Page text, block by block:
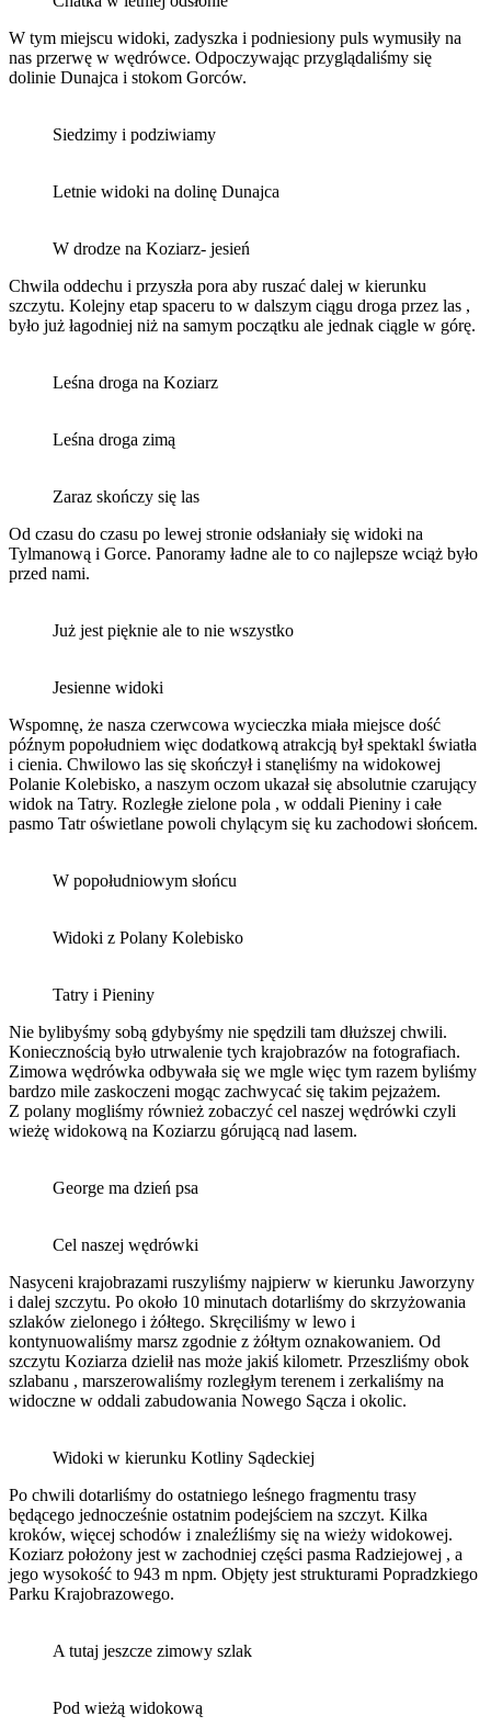
W tym miejscu widoki, zadyszka i podniesiony puls wymusiły na
nas przerwę w wędrówce. Odpoczywając przyglądaliśmy się
dolinie Dunajca i stokom Gorców.
Siedzimy i podziwiamy
Letnie widoki na dolinę Dunajca
W drodze na Koziarz- jesień
Chwila oddechu i przyszła pora aby ruszać dalej w kierunku
szczytu. Kolejny etap spaceru to w dalszym ciągu droga przez las ,
było już łagodniej niż na samym początku ale jednak ciągle w górę.
Leśna droga na Koziarz
Leśna droga zimą
Zaraz skończy się las
Od czasu do czasu po lewej stronie odsłaniały się widoki na
Tylmanową i Gorce. Panoramy ładne ale to co najlepsze wciąż było
przed nami.
Już jest pięknie ale to nie wszystko
Jesienne widoki
Wspomnę, że nasza czerwcowa wycieczka miała miejsce dość
późnym popołudniem więc dodatkową atrakcją był spektakl światła
i cienia. Chwilowo las się skończył i stanęliśmy na widokowej
Polanie Kolebisko, a naszym oczom ukazał się absolutnie czarujący
widok na Tatry. Rozległe zielone pola , w oddali Pieniny i całe
pasmo Tatr oświetlane powoli chylącym się ku zachodowi słońcem.
W popołudniowym słońcu
Widoki z Polany Kolebisko
Tatry i Pieniny
Nie bylibyśmy sobą gdybyśmy nie spędzili tam dłuższej chwili.
Koniecznością było utrwalenie tych krajobrazów na fotografiach.
Zimowa wędrówka odbywała się we mgle więc tym razem byliśmy
bardzo mile zaskoczeni mogąc zachwycać się takim pejzażem.
Z polany mogliśmy również zobaczyć cel naszej wędrówki czyli
wieżę widokową na Koziarzu górującą nad lasem.
George ma dzień psa
Cel naszej wędrówki
Nasyceni krajobrazami ruszyliśmy najpierw w kierunku Jaworzyny
i dalej szczytu. Po około 10 minutach dotarliśmy do skrzyżowania
szlaków zielonego i żółtego. Skręciliśmy w lewo i
kontynuowaliśmy marsz zgodnie z żółtym oznakowaniem. Od
szczytu Koziarza dzielił nas może jakiś kilometr. Przeszliśmy obok
szlabanu , marszerowaliśmy rozległym terenem i zerkaliśmy na
widoczne w oddali zabudowania Nowego Sącza i okolic.
Widoki w kierunku Kotliny Sądeckiej
Po chwili dotarliśmy do ostatniego leśnego fragmentu trasy
będącego jednocześnie ostatnim podejściem na szczyt. Kilka
kroków, więcej schodów i znaleźliśmy się na wieży widokowej.
Koziarz położony jest w zachodniej części pasma Radziejowej , a
jego wysokość to 943 m npm. Objęty jest strukturami Popradzkiego
Parku Krajobrazowego.
A tutaj jeszcze zimowy szlak
Pod wieżą widokową